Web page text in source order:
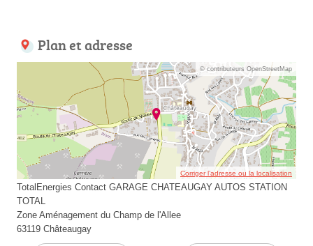
Plan et adresse
© contributeurs OpenStreetMap
Corriger l’adresse ou la localisation
TotalEnergies Contact GARAGE CHATEAUGAY AUTOS STATION
TOTAL
Zone Aménagement du Champ de l'Allee
63119 Châteaugay